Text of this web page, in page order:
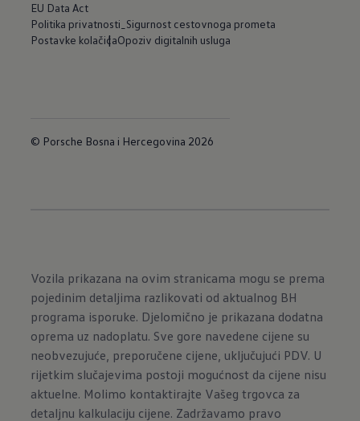
EU Data Act
Politika privatnosti_Sigurnost cestovnoga prometa
Postavke kolačićaOpoziv digitalnih usluga
© Porsche Bosna i Hercegovina 2026
Vozila prikazana na ovim stranicama mogu se prema
pojedinim detaljima razlikovati od aktualnog BH
programa isporuke. Djelomično je prikazana dodatna
oprema uz nadoplatu. Sve gore navedene cijene su
neobvezujuće, preporučene cijene, uključujući PDV. U
rijetkim slučajevima postoji mogućnost da cijene nisu
aktuelne. Molimo kontaktirajte Vašeg trgovca za
detaljnu kalkulaciju cijene. Zadržavamo pravo